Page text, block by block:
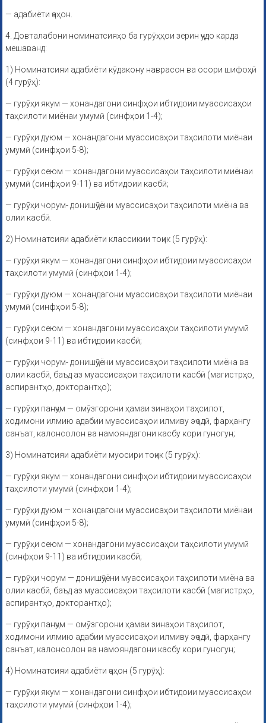
— адабиёти ҷаҳон.
4. Довталабони номинатсияҳо ба гурӯҳҳои зерин ҷудо карда
мешаванд:
1) Номинатсияи адабиёти кӯдакону наврасон ва осори шифоҳӣ
(4 гурӯҳ):
— гурӯҳи якум — хонандагони синфҳои ибтидоии муассисаҳои
таҳсилоти миёнаи умумӣ (синфҳои 1-4);
— гурӯҳи дуюм — хонандагони муассисаҳои таҳсилоти миёнаи
умумӣ (синфҳои 5-8);
— гурӯҳи сеюм — хонандагони муассисаҳои таҳсилоти миёнаи
умумӣ (синфҳои 9-11) ва ибтидоии касбӣ;
— гурӯҳи чорум- донишҷӯёни муассисаҳои таҳсилоти миёна ва
олии касбӣ.
2) Номинатсияи адабиёти классикии тоҷик (5 гурӯҳ):
— гурӯҳи якум — хонандагони синфҳои ибтидоии муассисаҳои
таҳсилоти умумӣ (синфҳои 1-4);
— гурӯҳи дуюм — хонандагони муассисаҳои таҳсилоти миёнаи
умумӣ (синфҳои 5-8);
— гурӯҳи сеюм — хонандагони муассисаҳои таҳсилоти умумӣ
(синфҳои 9-11) ва ибтидоии касбӣ;
— гурӯҳи чорум- донишҷӯёни муассисаҳои таҳсилоти миёна ва
олии касбӣ, баъд аз муассисаҳои таҳсилоти касбӣ (магистрҳо,
аспирантҳо, докторантҳо);
— гурӯҳи панҷум — омӯзгорони ҳамаи зинаҳои таҳсилот,
ходимони илмию адабии муассисаҳои илмиву эҷодӣ, фарҳангу
санъат, калонсолон ва намояндагони касбу кори гуногун;
3) Номинатсияи адабиёти муосири тоҷик (5 гурӯҳ):
— гурӯҳи якум — хонандагони синфҳои ибтидоии муассисаҳои
таҳсилоти умумӣ (синфҳои 1-4);
— гурӯҳи дуюм — хонандагони муассисаҳои таҳсилоти миёнаи
умумӣ (синфҳои 5-8);
— гурӯҳи сеюм — хонандагони муассисаҳои таҳсилоти умумӣ
(синфҳои 9-11) ва ибтидоии касбӣ;
— гурӯҳи чорум — донишҷӯёни муассисаҳои таҳсилоти миёна ва
олии касбӣ, баъд аз муассисаҳои таҳсилоти касбӣ (магистрҳо,
аспирантҳо, докторантҳо);
— гурӯҳи панҷум — омӯзгорони ҳамаи зинаҳои таҳсилот,
ходимони илмию адабии муассисаҳои илмиву эҷодӣ, фарҳангу
санъат, калонсолон ва намояндагони касбу кори гуногун;
4) Номинатсияи адабиёти ҷаҳон (5 гурӯҳ):
— гурӯҳи якум — хонандагони синфҳои ибтидоии муассисаҳои
таҳсилоти умумӣ (синфҳои 1-4);